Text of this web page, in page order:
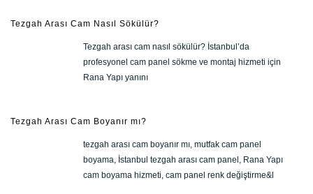
Tezgah Arası Cam Nasıl Sökülür?
Tezgah arası cam nasıl sökülür? İstanbul’da
profesyonel cam panel sökme ve montaj hizmeti için
Rana Yapı yanını
Tezgah Arası Cam Boyanır mı?
tezgah arası cam boyanır mı, mutfak cam panel
boyama, İstanbul tezgah arası cam panel, Rana Yapı
cam boyama hizmeti, cam panel renk değiştirme&l